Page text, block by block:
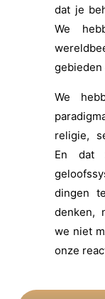
dat je
We
gebieden
We
religie,
En dat
dingen
denken,
we niet
onze